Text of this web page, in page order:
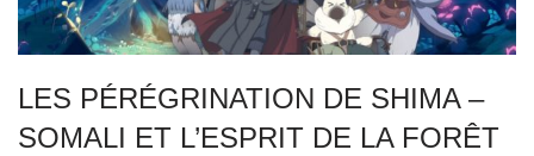
LES PÉRÉGRINATION DE SHIMA –
SOMALI ET L’ESPRIT DE LA FORÊT